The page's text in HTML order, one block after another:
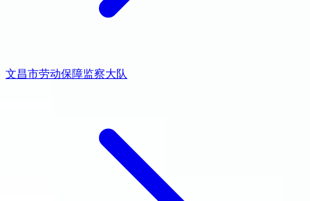
文昌市劳动保障监察大队